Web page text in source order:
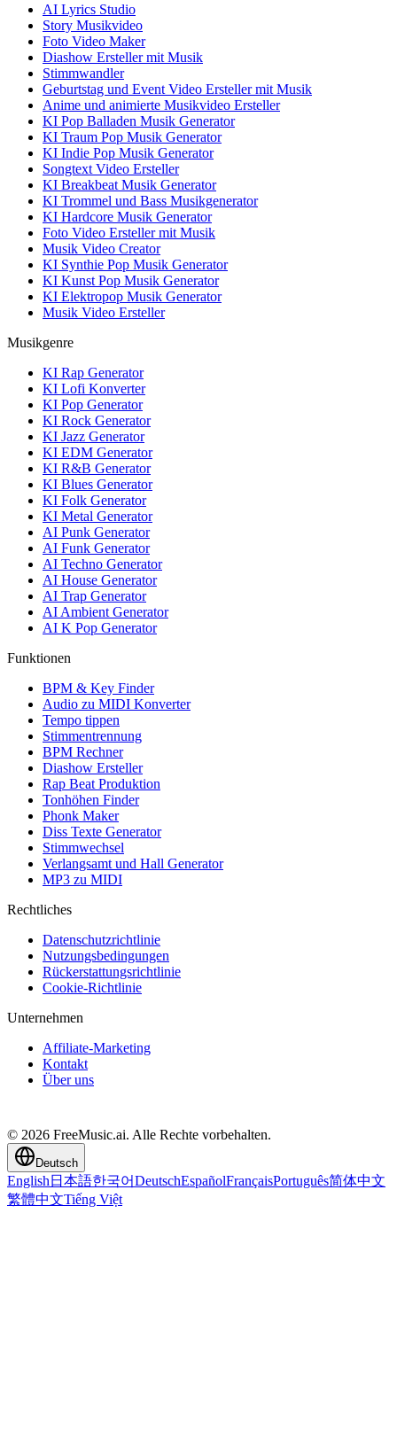
AI Lyrics Studio
Story Musikvideo
Foto Video Maker
Diashow Ersteller mit Musik
Stimmwandler
Geburtstag und Event Video Ersteller mit Musik
Anime und animierte Musikvideo Ersteller
KI Pop Balladen Musik Generator
KI Traum Pop Musik Generator
KI Indie Pop Musik Generator
Songtext Video Ersteller
KI Breakbeat Musik Generator
KI Trommel und Bass Musikgenerator
KI Hardcore Musik Generator
Foto Video Ersteller mit Musik
Musik Video Creator
KI Synthie Pop Musik Generator
KI Kunst Pop Musik Generator
KI Elektropop Musik Generator
Musik Video Ersteller
Musikgenre
KI Rap Generator
KI Lofi Konverter
KI Pop Generator
KI Rock Generator
KI Jazz Generator
KI EDM Generator
KI R&B Generator
KI Blues Generator
KI Folk Generator
KI Metal Generator
AI Punk Generator
AI Funk Generator
AI Techno Generator
AI House Generator
AI Trap Generator
AI Ambient Generator
AI K Pop Generator
Funktionen
BPM & Key Finder
Audio zu MIDI Konverter
Tempo tippen
Stimmentrennung
BPM Rechner
Diashow Ersteller
Rap Beat Produktion
Tonhöhen Finder
Phonk Maker
Diss Texte Generator
Stimmwechsel
Verlangsamt und Hall Generator
MP3 zu MIDI
Rechtliches
Datenschutzrichtlinie
Nutzungsbedingungen
Rückerstattungsrichtlinie
Cookie-Richtlinie
Unternehmen
Affiliate-Marketing
Kontakt
Über uns
© 2026 FreeMusic.ai. Alle Rechte vorbehalten.
Deutsch
English 日本語한국어DeutschEspañolFrançaisPortuguês简体中文
繁體中文Tiếng Việt